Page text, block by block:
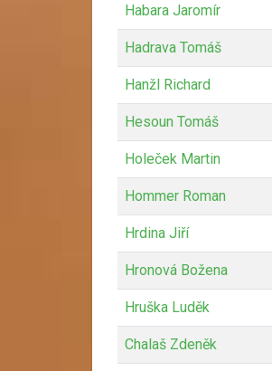
Habara Jaromír
Hadrava Tomáš
Hanžl Richard
Hesoun Tomáš
Holeček Martin
Hommer Roman
Hrdina Jiří
Hronová Božena
Hruška Luděk
Chalaš Zdeněk